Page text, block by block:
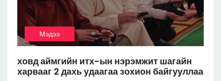
Мэдээ
ховд аймгийн итх-ын нэрэмжит шагайн
харвааг 2 дахь удаагаа зохион байгууллаа